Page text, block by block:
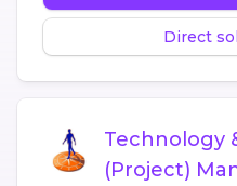
Direct
Technology
(Project)